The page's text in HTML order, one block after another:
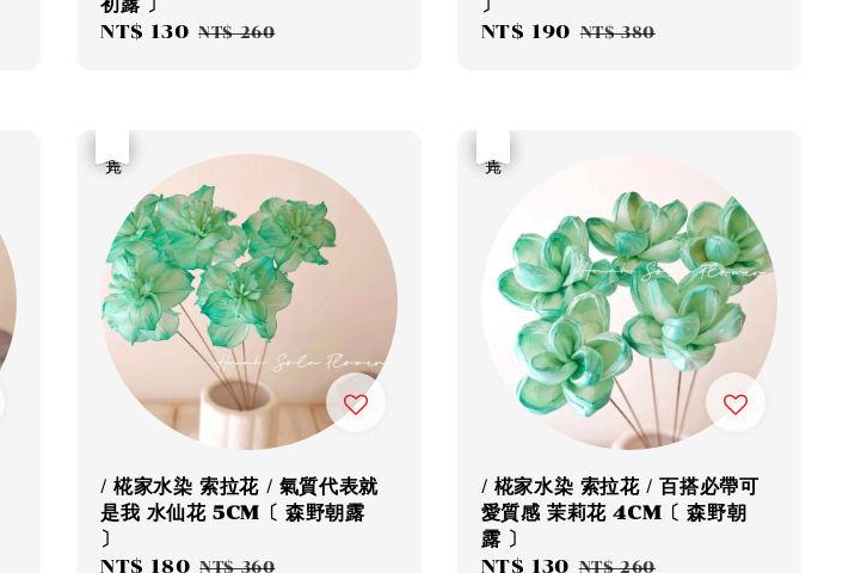
Sale
NT$ 130 Regular
NT$ 260
Sale
NT$ 190 Regular
NT$ 380
/ 椛家水染 索拉花 / 氣質代表就
是我 水仙花 5CM〔 森野朝露
〕
Sale
NT$ 180 Regular
NT$ 360
/ 椛家水染 索拉花 / 百搭必帶可
愛質感 茉莉花 4CM〔 森野朝
露 〕
Sale
NT$ 130 Regular
NT$ 260